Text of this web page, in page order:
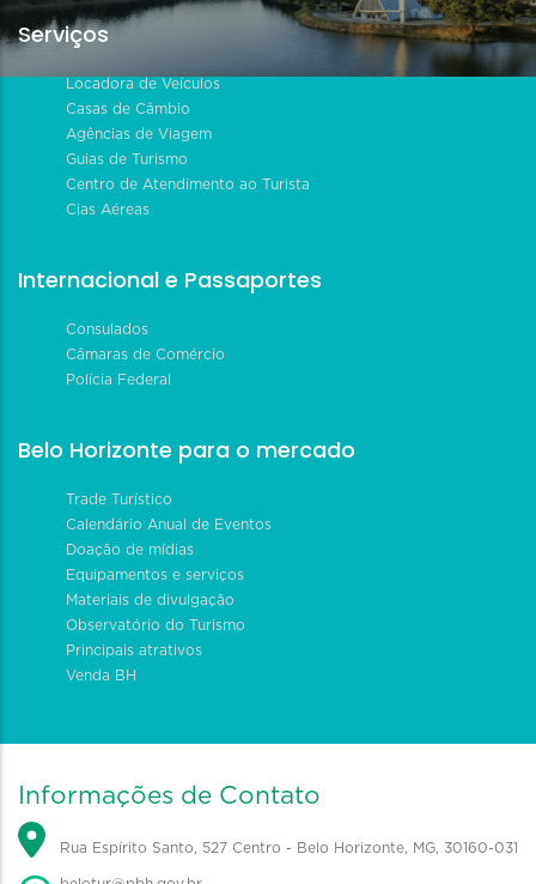
Serviços
Locadora de Veículos
Casas de Câmbio
Agências de Viagem
Guias de Turismo
Centro de Atendimento ao Turista
Cias Aéreas
Internacional e Passaportes
Consulados
Câmaras de Comércio
Polícia Federal
Belo Horizonte para o mercado
Trade Turístico
Calendário Anual de Eventos
Doação de mídias
Equipamentos e serviços
Materiais de divulgação
Observatório do Turismo
Principais atrativos
Venda BH
Informações de Contato
Rua Espírito Santo, 527 Centro - Belo Horizonte, MG, 30160-031